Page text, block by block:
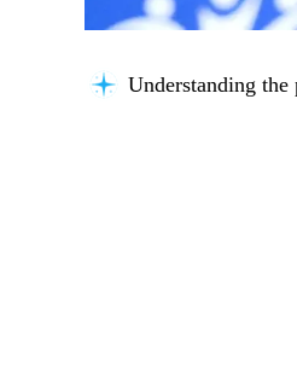
Understanding the